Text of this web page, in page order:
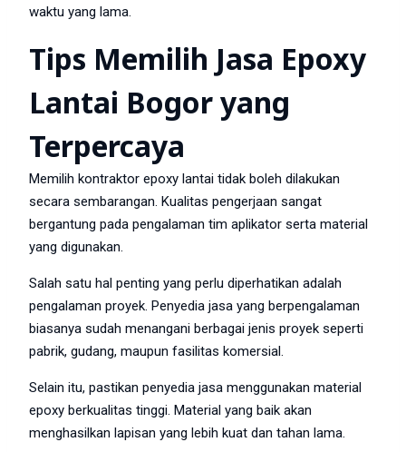
waktu yang lama.
Tips Memilih Jasa Epoxy
Lantai Bogor yang
Terpercaya
Memilih kontraktor epoxy lantai tidak boleh dilakukan
secara sembarangan. Kualitas pengerjaan sangat
bergantung pada pengalaman tim aplikator serta material
yang digunakan.
Salah satu hal penting yang perlu diperhatikan adalah
pengalaman proyek. Penyedia jasa yang berpengalaman
biasanya sudah menangani berbagai jenis proyek seperti
pabrik, gudang, maupun fasilitas komersial.
Selain itu, pastikan penyedia jasa menggunakan material
epoxy berkualitas tinggi. Material yang baik akan
menghasilkan lapisan yang lebih kuat dan tahan lama.